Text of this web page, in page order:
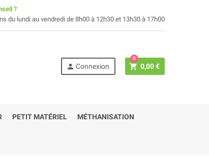
?
du lundi au vendredi de 8h00 à 12h30 et 13h30 à 17h00
person Connexion shopping_cart 0,00 €
0
PETIT MATÉRIEL MÉTHANISATION